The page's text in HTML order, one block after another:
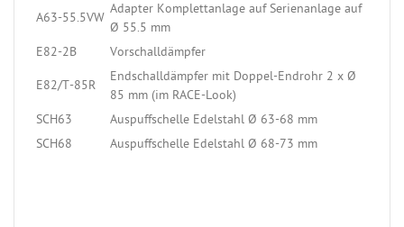
A63-55.5VW
Adapter Komplettanlage auf Serienanlage auf
Ø 55.5 mm
E82-2B
Vorschalldämpfer
E82/T-85R
Endschalldämpfer mit Doppel-Endrohr 2 x Ø
85 mm (im RACE-Look)
SCH63
Auspuffschelle Edelstahl Ø 63-68 mm
SCH68
Auspuffschelle Edelstahl Ø 68-73 mm